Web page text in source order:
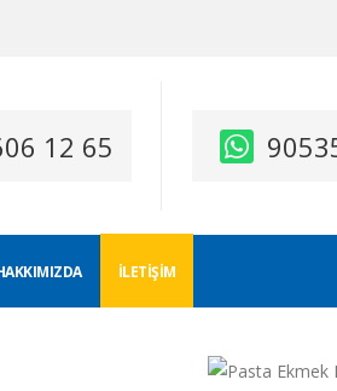
12 65
İLETIŞIM